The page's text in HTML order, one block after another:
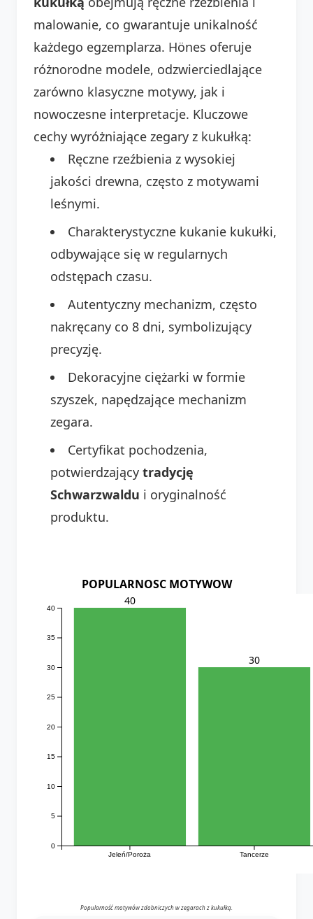
malowanie, co gwarantuje unikalność
każdego egzemplarza. Hönes oferuje
różnorodne modele, odzwierciedlające
zarówno klasyczne motywy, jak i
nowoczesne interpretacje. Kluczowe
cechy wyróżniające zegary z kukułką:
Ręczne rzeźbienia z wysokiej
jakości drewna, często z motywami
leśnymi.
Charakterystyczne kukanie kukułki,
odbywające się w regularnych
odstępach czasu.
Autentyczny mechanizm, często
nakręcany co 8 dni, symbolizujący
precyzję.
Dekoracyjne ciężarki w formie
szyszek, napędzające mechanizm
zegara.
Certyfikat pochodzenia,
potwierdzający tradycję
Schwarzwaldu i oryginalność
produktu.
POPULARNOSC MOTYWOW
Jeleń/Poroża Tancerze
0
5
10
15
20
25
30
35
40
40
30
Popularność motywów zdobniczych w zegarach z kukułką.